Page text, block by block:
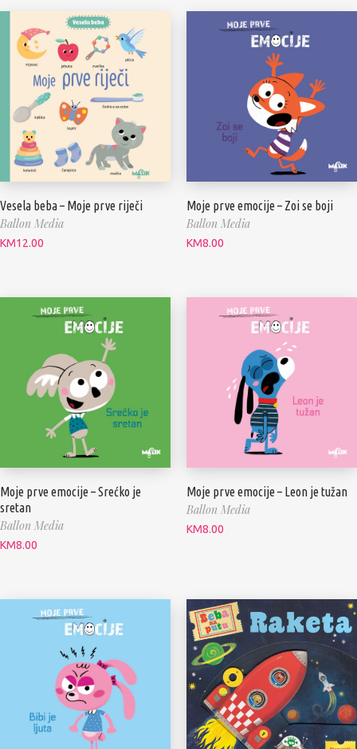
Vesela beba – Moje prve riječi
Ballon Media
KM12.00
Moje prve emocije – Zoi se boji
Ballon Media
KM8.00
Moje prve emocije – Srećko je
sretan
Ballon Media
KM8.00
Moje prve emocije – Leon je tužan
Ballon Media
KM8.00